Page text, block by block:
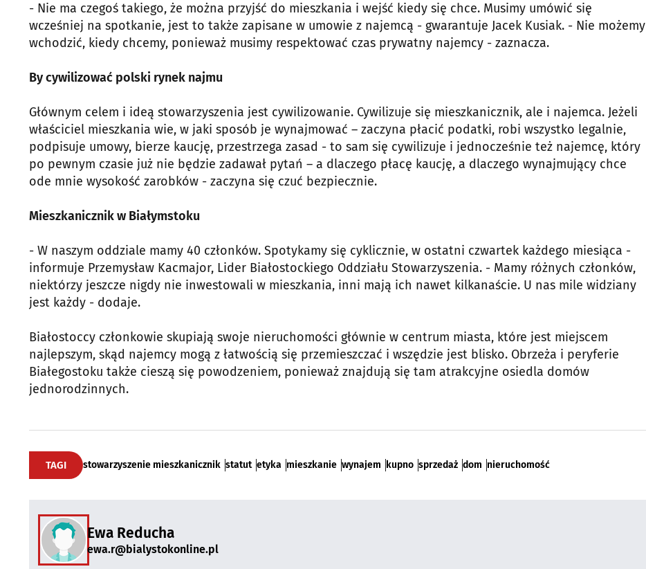
- Nie ma czegoś takiego, że można przyjść do mieszkania i wejść kiedy się chce. Musimy umówić się
wcześniej na spotkanie, jest to także zapisane w umowie z najemcą - gwarantuje Jacek Kusiak. - Nie możemy
wchodzić, kiedy chcemy, ponieważ musimy respektować czas prywatny najemcy - zaznacza.
By cywilizować polski rynek najmu
Głównym celem i ideą stowarzyszenia jest cywilizowanie. Cywilizuje się mieszkanicznik, ale i najemca. Jeżeli
właściciel mieszkania wie, w jaki sposób je wynajmować – zaczyna płacić podatki, robi wszystko legalnie,
podpisuje umowy, bierze kaucję, przestrzega zasad - to sam się cywilizuje i jednocześnie też najemcę, który
po pewnym czasie już nie będzie zadawał pytań – a dlaczego płacę kaucję, a dlaczego wynajmujący chce
ode mnie wysokość zarobków - zaczyna się czuć bezpiecznie.
Mieszkanicznik w Białymstoku
- W naszym oddziale mamy 40 członków. Spotykamy się cyklicznie, w ostatni czwartek każdego miesiąca -
informuje Przemysław Kacmajor, Lider Białostockiego Oddziału Stowarzyszenia. - Mamy różnych członków,
niektórzy jeszcze nigdy nie inwestowali w mieszkania, inni mają ich nawet kilkanaście. U nas mile widziany
jest każdy - dodaje.
Białostoccy członkowie skupiają swoje nieruchomości głównie w centrum miasta, które jest miejscem
najlepszym, skąd najemcy mogą z łatwością się przemieszczać i wszędzie jest blisko. Obrzeża i peryferie
Białegostoku także cieszą się powodzeniem, ponieważ znajdują się tam atrakcyjne osiedla domów
jednorodzinnych.
TAGI stowarzyszenie mieszkanicznik statut etyka mieszkanie wynajem kupno sprzedaż dom nieruchomość
Ewa Reducha
ewa.r@bialystokonline.pl